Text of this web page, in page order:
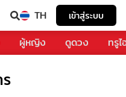
TH เข้าสู่ระบบ
ผู้หญิง ดูดวง ทรู